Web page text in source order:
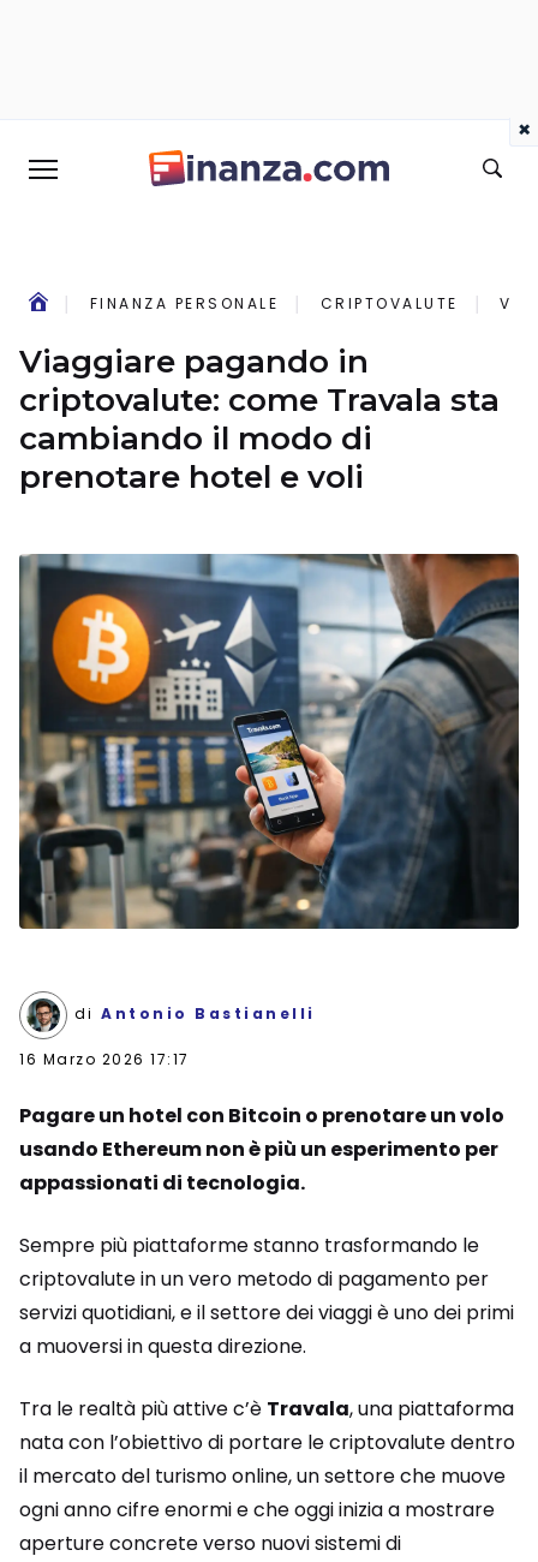
FINANZA PERSONALE CRIPTOVALUTE
Viaggiare pagando in
criptovalute: come Travala sta
cambiando il modo di
prenotare hotel e voli
di Antonio Bastianelli
16 Marzo 2026 17:17
Pagare un hotel con Bitcoin o prenotare un volo
usando Ethereum non è più un esperimento per
appassionati di tecnologia.
Sempre più piattaforme stanno trasformando le
criptovalute in un vero metodo di pagamento per
servizi quotidiani, e il settore dei viaggi è uno dei primi
a muoversi in questa direzione.
Tra le realtà più attive c’è Travala, una piattaforma
nata con l’obiettivo di portare le criptovalute dentro
il mercato del turismo online, un settore che muove
ogni anno cifre enormi e che oggi inizia a mostrare
aperture concrete verso nuovi sistemi di
×